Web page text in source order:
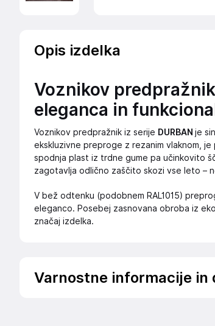
Opis izdelka
Voznikov
eleganca in
Voznikov predpražnik iz serije DURBAN je
ekskluzivne preproge z rezanim vlaknom,
spodnja plast iz trdne gume pa učinkovito
zagotavlja odlično zaščito skozi vse leto –
V bež odtenku (podobnem RAL1015)
eleganco. Posebej zasnovana obroba iz
značaj izdelka.
Varnostne informacije in